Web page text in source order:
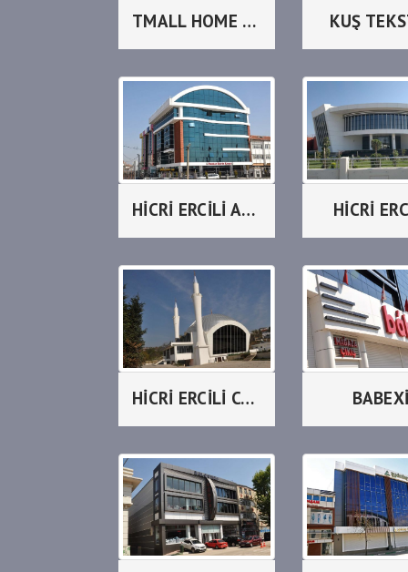
TMALL HOME DESİGN CENTER KUŞ
HİCRİ ERCİLİ AMERİKAN KOLEJİ HİCRİ
HİCRİ ERCİLİ CAMİİ